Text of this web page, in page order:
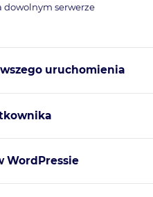
dowolnym serwerze
uruchomienia
WordPressie